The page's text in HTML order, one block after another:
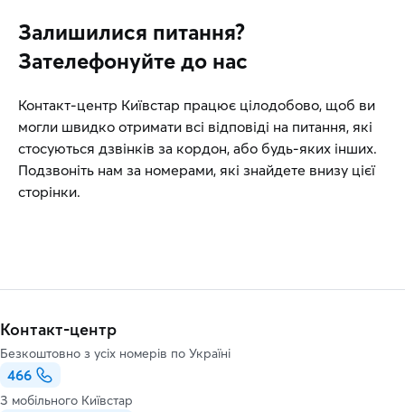
Залишилися питання?
Зателефонуйте до нас
Контакт-центр Київстар працює цілодобово, щоб ви
могли швидко отримати всі відповіді на питання, які
стосуються дзвінків за кордон, або будь-яких інших.
Подзвоніть нам за номерами, які знайдете внизу цієї
сторінки.
Контакт-центр
Безкоштовно з усіх номерів по Україні
466
З мобільного Київстар